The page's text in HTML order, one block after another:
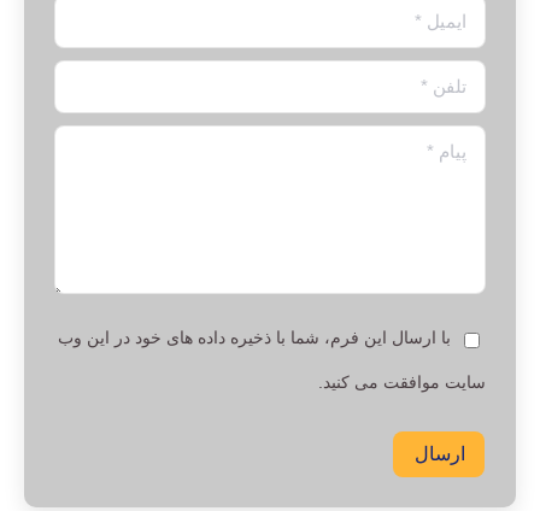
ایمیل *
تلفن *
پیام *
با ارسال این فرم، شما با ذخیره داده های خود در این وب
سایت موافقت می کنید.
ارسال